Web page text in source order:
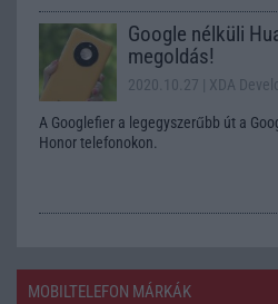
Google nélküli
megoldás!
2020.10.27 | XDA
A Googlefier a legegyszerűbb út a
Honor telefonokon.
MOBILTELEFON MÁRKÁK